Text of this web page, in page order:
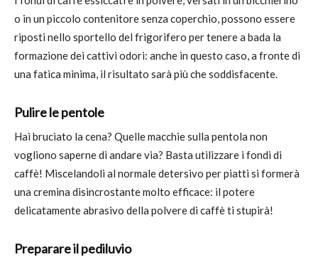
o in un piccolo contenitore senza coperchio, possono essere
riposti nello sportello del frigorifero per tenere a bada la
formazione dei cattivi odori: anche in questo caso, a fronte di
una fatica minima, il risultato sarà più che soddisfacente.
Pulire le pentole
Hai bruciato la cena? Quelle macchie sulla pentola non
vogliono saperne di andare via? Basta utilizzare i fondi di
caffè! Miscelandoli al normale detersivo per piatti si formerà
una cremina disincrostante molto efficace: il potere
delicatamente abrasivo della polvere di caffè ti stupirà!
Preparare il pediluvio